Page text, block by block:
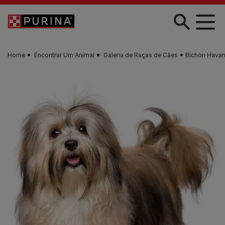
Skip to main content
Home Encontrar Um Animal Galeria de Raças de Cães Bichon